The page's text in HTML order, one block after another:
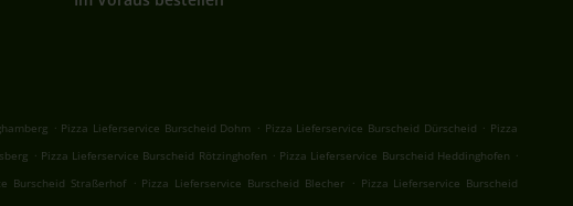
. Pizza Lieferservice Burscheid Dohm . Pizza Lieferservice Burscheid Dürscheid . Pizza
. Pizza Lieferservice Burscheid Rötzinghofen . Pizza Lieferservice Burscheid Heddinghofen .
Burscheid Straßerhof . Pizza Lieferservice Burscheid Blecher . Pizza Lieferservice Burscheid